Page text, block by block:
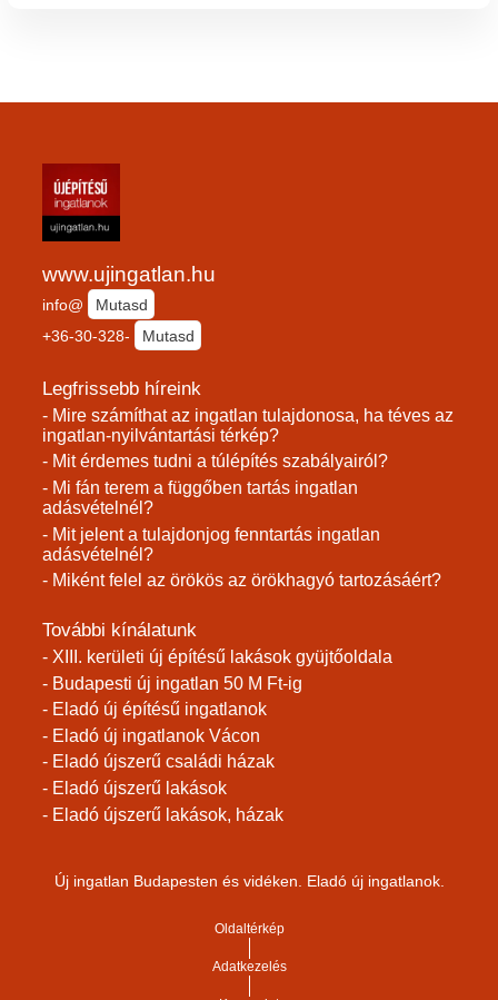
www.ujingatlan.hu
info@
Mutasd
+36-30-328-
Mutasd
Legfrissebb híreink
- Mire számíthat az ingatlan tulajdonosa, ha téves az
ingatlan-nyilvántartási térkép?
- Mit érdemes tudni a túlépítés szabályairól?
- Mi fán terem a függőben tartás ingatlan
adásvételnél?
- Mit jelent a tulajdonjog fenntartás ingatlan
adásvételnél?
- Miként felel az örökös az örökhagyó tartozásáért?
További kínálatunk
- XIII. kerületi új építésű lakások gyüjtőoldala
- Budapesti új ingatlan 50 M Ft-ig
- Eladó új építésű ingatlanok
- Eladó új ingatlanok Vácon
- Eladó újszerű családi házak
- Eladó újszerű lakások
- Eladó újszerű lakások, házak
Új ingatlan Budapesten és vidéken. Eladó új ingatlanok.
Oldaltérkép
Adatkezelés